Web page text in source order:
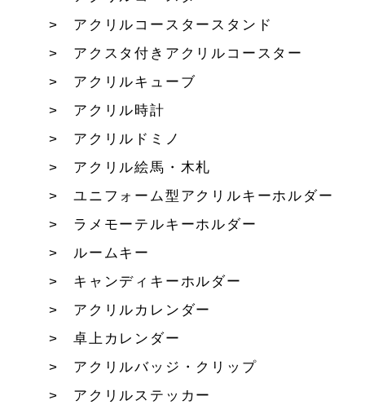
アクリルコースタースタンド
アクスタ付きアクリルコースター
アクリルキューブ
アクリル時計
アクリルドミノ
アクリル絵馬・木札
ユニフォーム型アクリルキーホルダー
ラメモーテルキーホルダー
ルームキー
キャンディキーホルダー
アクリルカレンダー
卓上カレンダー
アクリルバッジ・クリップ
アクリルステッカー